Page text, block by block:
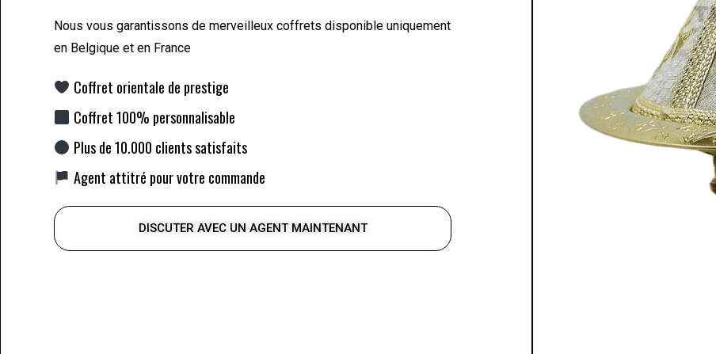
Nous vous garantissons de merveilleux coffrets disponible uniquement
en Belgique et en France
Coffret orientale de prestige
Coffret 100% personnalisable
Plus de 10.000 clients satisfaits
Agent attitré pour votre commande
DISCUTER AVEC UN AGENT MAINTENANT